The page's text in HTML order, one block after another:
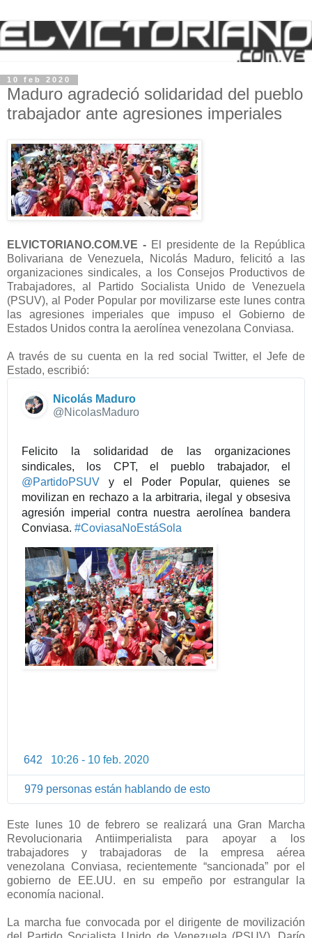
10 feb 2020
Maduro agradeció solidaridad del pueblo
trabajador ante agresiones imperiales
ELVICTORIANO.COM.VE - El presidente de la República
Bolivariana de Venezuela, Nicolás Maduro, felicitó a las
organizaciones sindicales, a los Consejos Productivos de
Trabajadores, al Partido Socialista Unido de Venezuela
(PSUV), al Poder Popular por movilizarse este lunes contra
las agresiones imperiales que impuso el Gobierno de
Estados Unidos contra la aerolínea venezolana Conviasa.
A través de su cuenta en la red social Twitter, el Jefe de
Estado, escribió:
Nicolás Maduro
@NicolasMaduro
Felicito la solidaridad de las organizaciones
@PartidoPSUV y el Poder Popular, quienes se
movilizan en rechazo a la arbitraria, ilegal y obsesiva
agresión imperial contra nuestra aerolínea bandera
Conviasa. #CoviasaNoEstáSola
642 10:26 - 10 feb. 2020
n
o
r
m
a
y
979 personas están hablando de esto
Este lunes 10 de febrero se realizará una Gran Marcha
Revolucionaria Antiimperialista para apoyar a los
trabajadores y trabajadoras de la empresa aérea
venezolana Conviasa, recientemente “sancionada” por el
gobierno de EE.UU. en su empeño por estrangular la
economía nacional.
La marcha fue convocada por el dirigente de movilización